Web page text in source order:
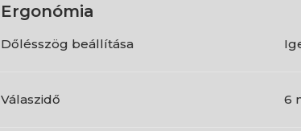
Ergonómia
Dőlésszög beállítása
Válaszidő 6